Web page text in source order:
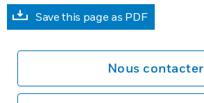
Save this page as PDF
Nous contacter